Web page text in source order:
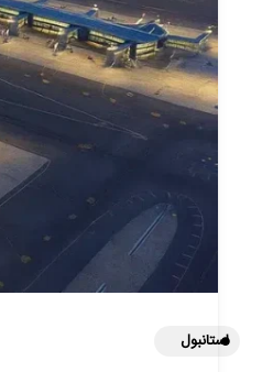
استانبول